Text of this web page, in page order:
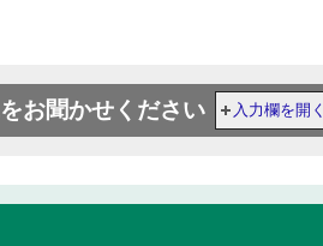
お聞かせください 入力欄を開く